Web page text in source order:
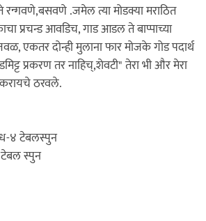
.जमेल त्या मोडक्या मराठित
प्रचन्ड आवडिच, गाड आडल ते बाप्पाच्या
एकतर दोन्ही मुलाना फार मोजके गोड पदार्थ
प्रकरण तर नाहिच्,शेवटी" तेरा भी और मेरा
ठरवले.
४ टेबलस्पुन
स्पुन